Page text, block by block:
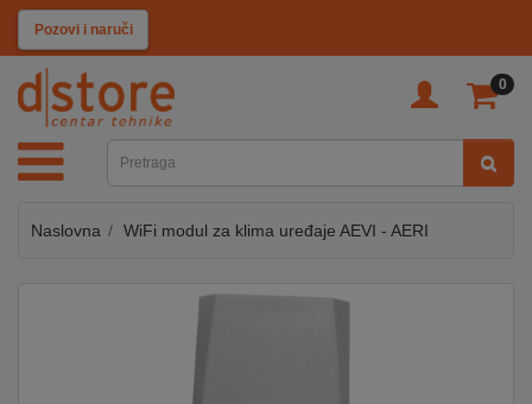
Pozovi i naruči
0
KATEGORIJE
TV
SAT
MOBILNI
Naslovna WiFi modul za klima uređaje AEVI - AERI